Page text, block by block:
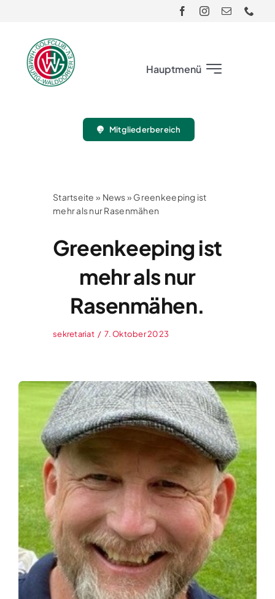
content
Hauptmenü
Mitgliederbereich
Startseite » News» Greenkeeping ist
mehr als nur Rasenmähen
Greenkeeping ist
mehr als nur
Rasenmähen.
sekretariat / 7. Oktober 2023